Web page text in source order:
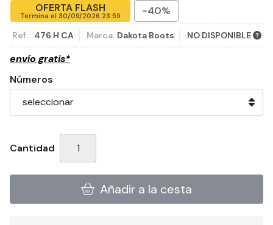
OFERTA FLASH
Termina el 30/09/2026 23:59 -40%
Ref.: 476 H CA Marca: Dakota Boots NO DISPONIBLE
envío gratis*
Números
Cantidad
Añadir a la cesta